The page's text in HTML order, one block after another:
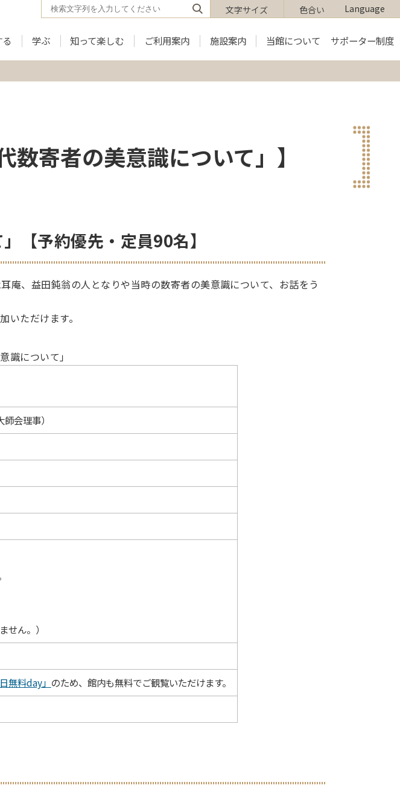
色合い
文字サイズ Language
学ぶ 知って楽しむ ご利用案内 施設案内 当館について サポーター制度
寄者の美意識について」】
【予約優先・定員90名】
庵、益田鈍翁の人となりや当時の数寄者の美意識について、お話をう
いただけます。
識について」
会理事）
せん。）
無料day」 のため、館内も無料でご観覧いただけます。